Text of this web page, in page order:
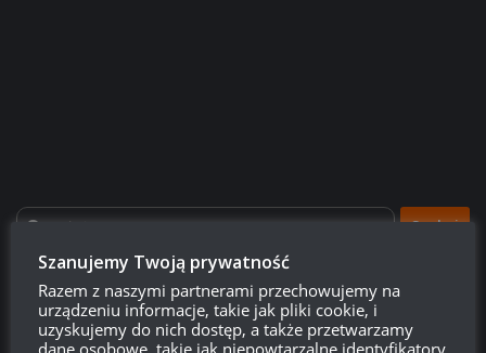
Szukaj:
LOGOWANIE
Zarejestruj się
Szanujemy Twoją prywatność
Razem z naszymi partnerami przechowujemy na
urządzeniu informacje, takie jak pliki cookie, i
uzyskujemy do nich dostęp, a także przetwarzamy
dane osobowe, takie jak niepowtarzalne identyfikatory